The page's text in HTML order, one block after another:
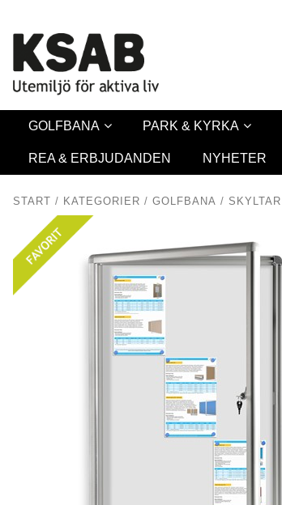
GOLFBANA PARK & KYRKA
REA & ERBJUDANDEN NYHETER
START / KATEGORIER / GOLFBANA / SKYLTAR